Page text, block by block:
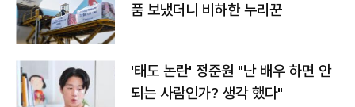
품 보냈더니 비하한 누리꾼
'태도 논란' 정준원 "난 배우 하면 안
되는 사람인가? 생각 했다"